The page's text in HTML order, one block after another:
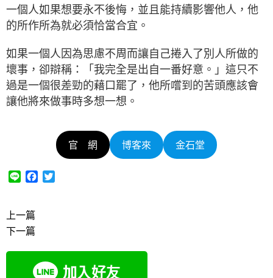
一個人如果想要永不後悔，並且能持續影響他人，他
的所作所為就必須恰當合宜。
如果一個人因為思慮不周而讓自己捲入了別人所做的
壞事，卻辯稱：「我完全是出自一番好意。」這只不
過是一個很差勁的藉口罷了，他所嚐到的苦頭應該會
讓他將來做事時多想一想。
官 網 博客來 金石堂
e
o
k
r
上一篇
下一篇